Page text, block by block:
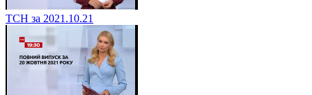
ТСН за 2021.10.21